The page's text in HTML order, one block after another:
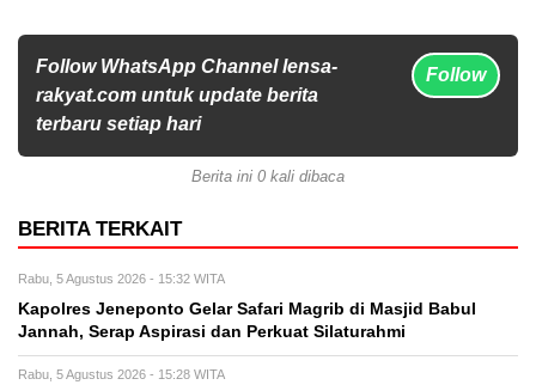
Follow WhatsApp Channel lensa-
rakyat.com untuk update berita
terbaru setiap hari
Follow
Berita ini 0 kali dibaca
BERITA TERKAIT
Rabu, 5 Agustus 2026 - 15:32 WITA
Kapolres Jeneponto Gelar Safari Magrib di Masjid Babul
Jannah, Serap Aspirasi dan Perkuat Silaturahmi
Rabu, 5 Agustus 2026 - 15:28 WITA